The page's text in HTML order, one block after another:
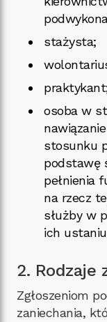
stażysta;
osoba w
stosunku
podstawę
pełnienia
na rzecz
służby w
ich
2. Rodzaje
Zgłoszeniom
zaniechania,